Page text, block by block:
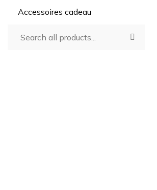
Accessoires cadeau